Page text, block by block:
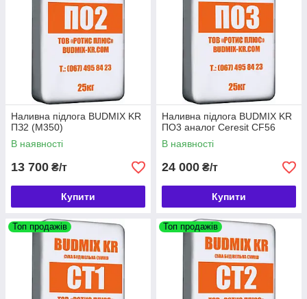
Наливна підлога BUDMIX KR
ПЗ2 (М350)
В наявності
13 700 ₴/т
Купити
Наливна підлога BUDMIX KR
ПО3 аналог Ceresit СF56
В наявності
24 000 ₴/т
Купити
Топ продажів Топ продажів